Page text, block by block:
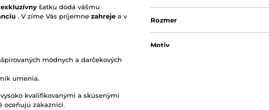
exkluzívny šatku dodá vášmu
. V zime Vás príjemne zahreje a v
módnych a darčekových
umenia.
kvalifikovanými a skúsenými
oceňujú zákazníci.
Rozmer
Motiv